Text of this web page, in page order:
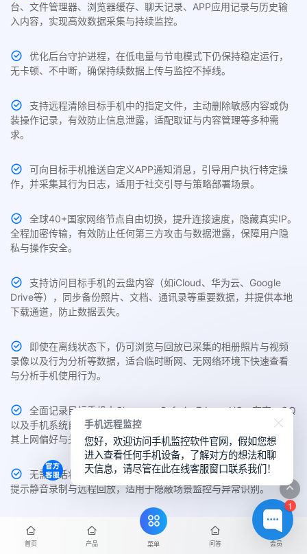
台、文件管理器、浏览器缓存、聊天记录、APP应用记录与历史输
入内容，实现高效数据采集与持续监控。
优化后台守护进程，在低电量与节电模式下仍保持稳定运行，
无卡顿、不中断，确保持续数据上传与监控不掉线。
支持远程清除目标手机中的指定文件，主动删除敏感内容或伪
装操作记录，有效防止信息泄露，适配取证与内容管理等多种需
求。
可向目标手机推送自定义APP通知消息，引导用户执行特定操
作，并采集其行为日志，适用于社交引导与策略部署场景。
全球40+国家网络节点自由切换，提升连接速度，隐藏真实IP。
全程加密传输，有效防止任何第三方攻击与数据泄露，保障用户隐
私与操作安全。
支持访问目标手机的云盘内容（如iCloud、华为云、Google
Drive等），同步备份照片、文档、通讯录等重要数据，并提供本地
下载通道，防止数据丢失。
即使在离线状态下，仍可浏览与回放已采集的相册照片与视频
录像以及行为分析等数据，适合临时断网、无网络环境下快速查看
与分析手机使用行为。
全面记录目标手机中Chrome、Safari、Edge、UC、夸克、QQ
以及手机系统自带的主流浏览器访问历史与搜索关键词，帮助了解
其上网偏好与关注内容。
无需通话状态，即可实时采集目标手机周围环境声音，支持无
提示静音录制与远程回放，适用于隐蔽场景监控与异常识别。
主控端支持随时切换不同品牌、不同系统设备的监控权限，如
从iPhone切换至华为，或由安卓转至三星，一键切换无需重新部
首页 产品 菜单 问答 会员
1
手机远程监控
您好，欢迎访问手机监控软件官网，假如您想
进入查看任何手机设备，了解对方的想法和聊
天信息，请尽管在此在线客服窗口联系我们！